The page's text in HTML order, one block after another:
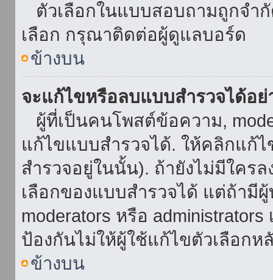
ตัวเลือกในแบบสอบถามถูกจำ
เลือก กรุณาติดต่อผู้ดูแลบอร์ด
ข้างบน
จะแก้ไขหรือลบแบบสำรวจได้อย่
ผู้ที่เป็นคนโพสต์ข้อความ,
แก้ไขแบบสำรวจได้. ให้คลิกแก้
สำรวจอยู่ในนั้น). ถ้ายังไม่มีใค
เลือกของแบบสำรวจได้ แต่ถ้ามี
moderators หรือ
ป้องกันไม่ให้ผู้ใช้แก้ไขตัวเลือกห
ข้างบน